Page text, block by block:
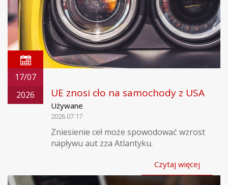
17/07
2026
UE znosi cło na samochody z USA
Używane
2026.07.17
Zniesienie ceł może spowodować wzrost
napływu aut zza Atlantyku.
Czytaj więcej